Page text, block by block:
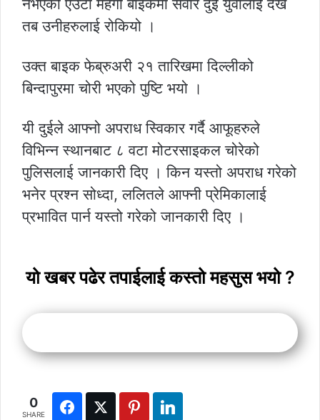
नभएको एउटा महँगो बाइकमा सवार दुई युवालाई देखे
तब उनीहरुलाई रोकियो ।
उक्त बाइक फेब्रुअरी २१ तारिखमा दिल्लीको
बिन्दापुरमा चोरी भएको पुष्टि भयो ।
यी दुईले आफ्नो अपराध स्विकार गर्दै आफूहरुले
विभिन्न स्थानबाट ८ वटा मोटरसाइकल चोरेको
पुलिसलाई जानकारी दिए । किन यस्तो अपराध गरेको
भनेर प्रश्न सोध्दा, ललितले आफ्नी प्रेमिकालाई
प्रभावित पार्न यस्तो गरेको जानकारी दिए ।
यो खबर पढेर तपाईलाई कस्तो महसुस भयो ?
0
SHARE